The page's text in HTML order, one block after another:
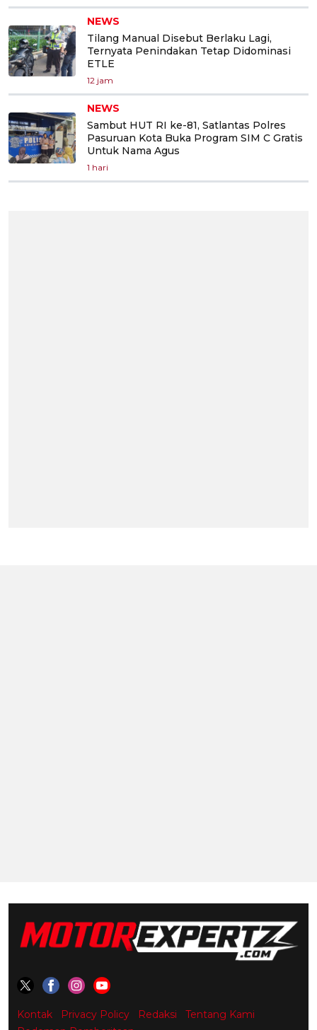
NEWS
Tilang Manual Disebut Berlaku Lagi,
Ternyata Penindakan Tetap Didominasi
ETLE
12 jam
NEWS
Sambut HUT RI ke-81, Satlantas Polres
Pasuruan Kota Buka Program SIM C Gratis
Untuk Nama Agus
1 hari
Kontak Privacy Policy Redaksi
Tentang Kami